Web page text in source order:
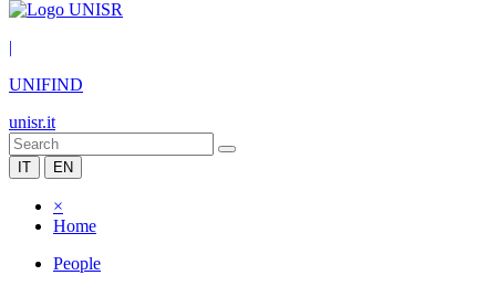
|
UNIFIND
unisr.it
IT EN
×
Home
People